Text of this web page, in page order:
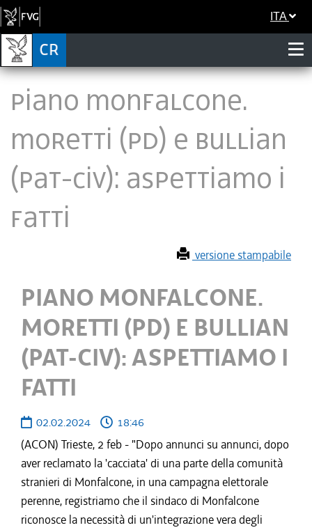
ITA
PIANO MONFALCONE.
MORETTI (PD) E BULLIAN
(PAT-CIV): ASPETTIAMO I
FATTI
versione stampabile
PIANO MONFALCONE.
MORETTI (PD) E BULLIAN
(PAT-CIV): ASPETTIAMO I
FATTI
02.02.2024
18:46
(ACON) Trieste, 2 feb - "Dopo annunci su annunci, dopo
aver reclamato la 'cacciata' di una parte della comunità
stranieri di Monfalcone, in una campagna elettorale
perenne, registriamo che il sindaco di Monfalcone
riconosce la necessità di un'integrazione vera degli